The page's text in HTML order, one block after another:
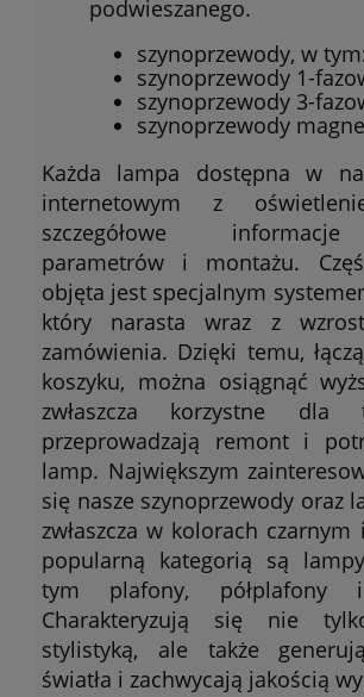
podwieszanego.
szynoprzewody, w
szynoprzewody 1-
szynoprzewody 3-
szynoprzewody
Każda lampa dostępna w
internetowym z
szczegółowe
parametrów i montażu.
objęta jest specjalnym
który narasta wraz z
zamówienia. Dzięki temu,
koszyku, można osiągnąć
zwłaszcza korzystne dla
przeprowadzają remont i
lamp. Największym
się nasze szynoprzewody oraz
zwłaszcza w kolorach czarnym
popularną kategorią są
tym plafony, półplafony
Charakteryzują się nie
stylistyką, ale także
światła i zachwycają jakością